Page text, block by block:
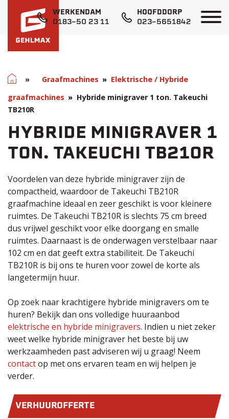
WERKENDAM
0183-50 23 11
HOOFDDORP
023-5651842
Home
» Graafmachines
Elektrische / Hybride
graafmachines
Hybride minigraver 1 ton. Takeuchi
TB210R
HYBRIDE MINIGRAVER 1
TON. TAKEUCHI TB210R
Voordelen van deze hybride minigraver zijn de
compactheid, waardoor de Takeuchi TB210R
graafmachine ideaal en zeer geschikt is voor kleinere
ruimtes. De Takeuchi TB210R is slechts 75 cm breed
dus vrijwel geschikt voor elke doorgang en smalle
ruimtes. Daarnaast is de onderwagen verstelbaar naar
102 cm en dat geeft extra stabiliteit. De Takeuchi
TB210R is bij ons te huren voor zowel de korte als
langetermijn huur.
Op zoek naar krachtigere hybride minigravers om te
huren? Bekijk dan ons volledige huuraanbod
elektrische en hybride minigravers. Indien u niet zeker
weet welke hybride minigraver het beste bij uw
werkzaamheden past adviseren wij u graag! Neem
contactop met ons ervaren team en wij helpen je
verder.
VERHUUROFFERTE